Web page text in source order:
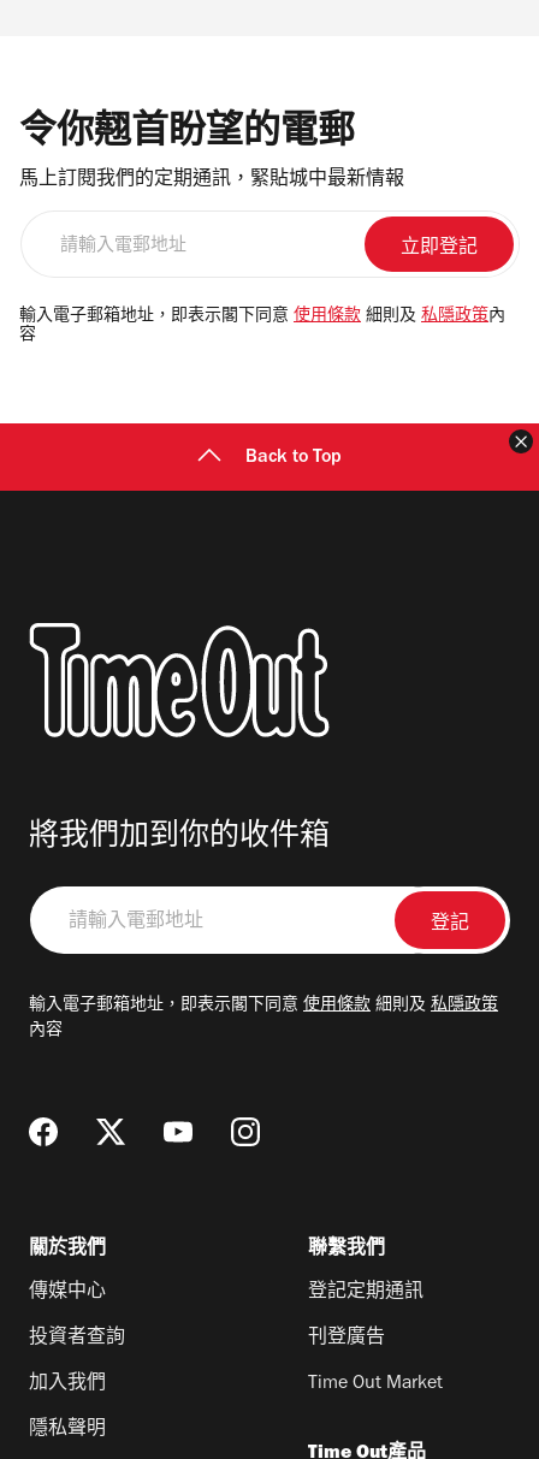
令你翹首盼望的電郵
馬上訂閱我們的定期通訊，緊貼城中最新情報
電
郵
輸入電子郵箱地址，即表示閣下同意 使用條款 細則及 私隱政策 內
容
Back to Top
將我們加到你的收件箱
請
輸
郵
輸入電子郵箱地址，即表示閣下同意 使用條款 細則及 私隱政策
內容
關於我們
傳媒中心
投資者查詢
加入我們
隱私聲明
聯繫我們
登記定期通訊
刊登廣告
Time Out Market
Time Out產品